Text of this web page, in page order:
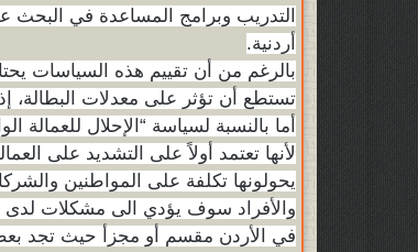
التدريب وبرامج المساعدة في البحث
أردنية.
بالرغم من أن تقييم هذه السياسات
تستطع أن تؤثر على معدلات البطالة،
أما بالنسبة لسياسة “الإحلال
لأنها تعتمد أولاً على التشديد على
يحولونها تكلفة على المواطنين
والأفراد سوف يؤدي الى مشكلات
في الأردن مقسم أو مجزأ حيث تجد بعض